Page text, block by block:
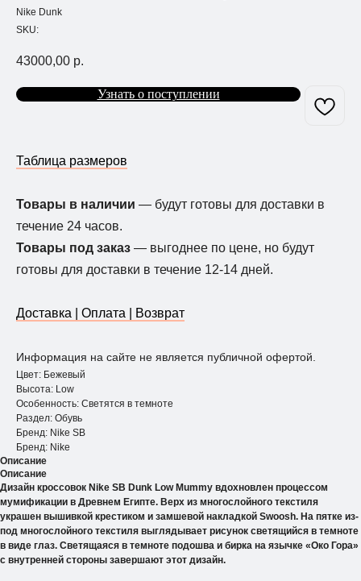
Nike Dunk
SKU:
43000,00 р.
Узнать о поступлении
Таблица размеров
Товары в наличии — будут готовы для доставки в
течение 24 часов.
Товары под заказ — выгоднее по цене, но будут
готовы для доставки в течение 12-14 дней.
Доставка | Оплата | Возврат
Информация на сайте не является публичной офертой.
Цвет: Бежевый
Высота: Low
Особенность: Светятся в темноте
Раздел: Обувь
Бренд: Nike SB
Бренд: Nike
Описание
Описание
Дизайн кроссовок Nike SB Dunk Low Mummy вдохновлен процессом
мумификации в Древнем Египте. Верх из многослойного текстиля
украшен вышивкой крестиком и замшевой накладкой Swoosh. На пятке из-
под многослойного текстиля выглядывает рисунок светящийся в темноте
в виде глаз. Светящаяся в темноте подошва и бирка на язычке «Око Гора»
с внутренней стороны завершают этот дизайн.